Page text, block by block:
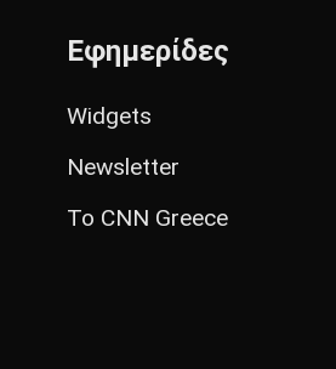
Εφημερίδες
Widgets
Newsletter
Το CNN Greece